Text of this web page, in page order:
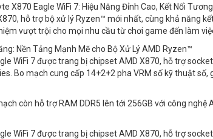
X870 Eagle WiFi 7: Hiệu Năng Đỉnh Cao, Kết Nối
hỗ trợ bộ xử lý Ryzen™ mới nhất, cùng khả năng
vượt trội cho mọi nhu cầu từ chơi game đến làm
Nền Tảng Mạnh Mẽ cho Bộ Xử Lý AMD Ryzen™
WiFi 7 được trang bị chipset AMD X870, hỗ trợ
Bo mạch cung cấp 14+2+2 pha VRM số kỹ thuật
còn hỗ trợ RAM DDR5 lên tới 256GB với công
WiFi 7 được trang bị chipset AMD X870, hỗ trợ